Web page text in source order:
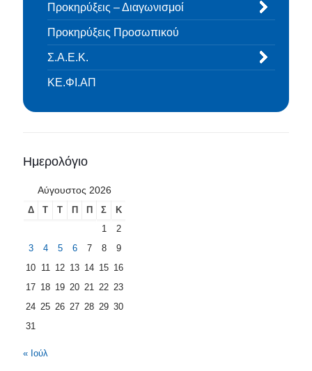
Προκηρύξεις – Διαγωνισμοί
Προκηρύξεις Προσωπικού
Σ.Α.Ε.Κ.
ΚΕ.ΦΙ.ΑΠ
Ημερολόγιο
Αύγουστος 2026
Δ Τ Τ Π Π Σ
Κ
1
2
3
4 5 6 7 8
9
10 11 12 13 14 15 16
17 18 19 20 21 22 23
24 25 26 27 28 29 30
31
« Ιούλ